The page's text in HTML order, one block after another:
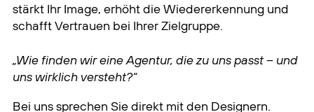
stärkt Ihr Image, erhöht die Wiedererkennung und
schafft Vertrauen bei Ihrer Zielgruppe.
„Wie finden wir eine Agentur, die zu uns passt – und
uns wirklich versteht?“
Bei uns sprechen Sie direkt mit den Designern.